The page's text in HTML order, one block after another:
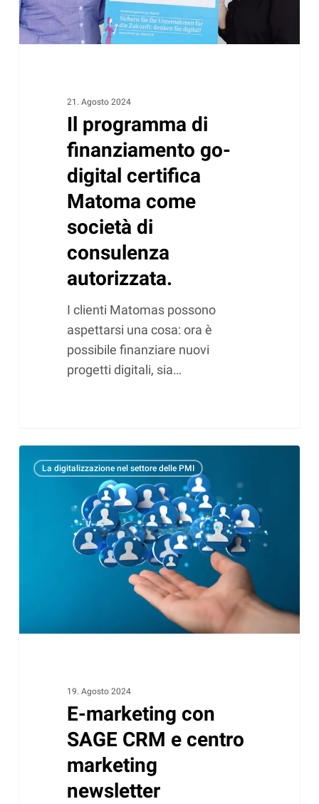
Matoma
come
società
autorizzata.21. Agosto 2024
Il programma di
finanziamento go-
digital certifica
Matoma come
società di
consulenza
autorizzata.
I clienti Matomas possono
aspettarsi una cosa: ora è
possibile finanziare nuovi
progetti digitali, sia…
marketing
La digitalizzazione nel settore delle PMI
19. Agosto 2024
E-marketing con
SAGE CRM e centro
marketing
newsletter